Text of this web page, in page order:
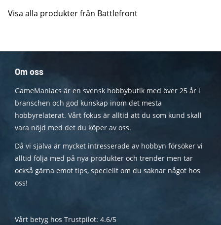
Visa alla produkter från Battlefront
Om oss
GameManiacs är en svensk hobbybutik med över 25 år i
branschen och god kunskap inom det mesta
hobbyrelaterat. Vårt fokus är alltid att du som kund skall
vara nöjd med det du köper av oss.
Då vi själva är mycket intresserade av hobbyn försöker vi
alltid följa med på nya produkter och trender men tar
också gärna emot tips, speciellt om du saknar något hos
oss!
Vårt betyg hos Trustpilot: 4.6/5